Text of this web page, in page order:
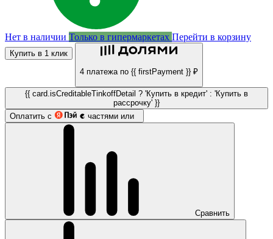
Нет в наличии Только в гипермаркетах Перейти в корзину
Купить в 1 клик
4 платежа по {{ firstPayment }} ₽
{{ card.isCreditableTinkoffDetail ? 'Купить в кредит' : 'Купить в
рассрочку' }}
Оплатить с
частями или
Сравнить